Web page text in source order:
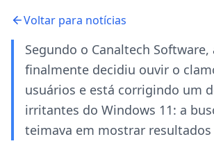
Voltar para notícias
Segundo o Canaltech
finalmente decidiu ouvir o
usuários e está corrigindo um
irritantes do Windows 11: a
teimava em mostrar